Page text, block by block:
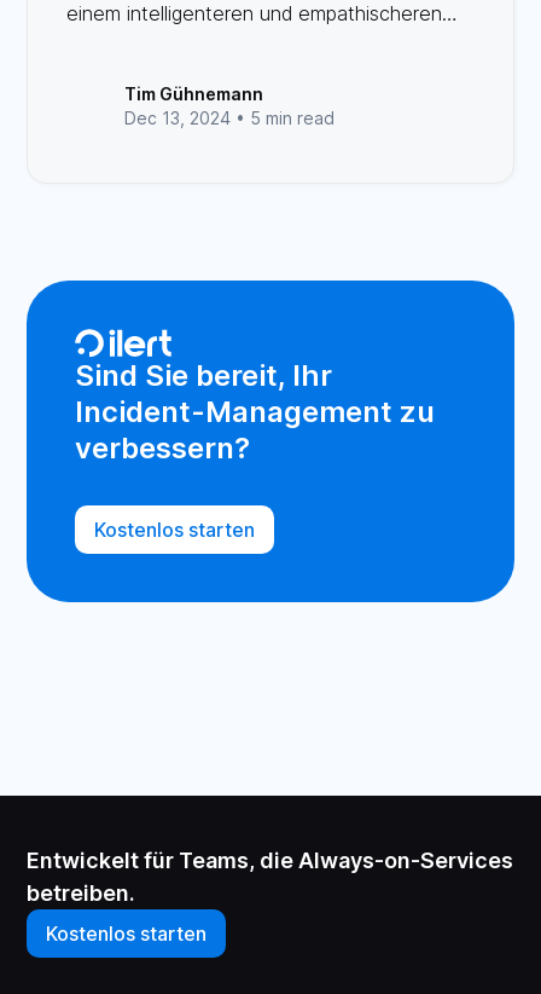
einem intelligenteren und empathischeren
Tim Gühnemann
Dec 13, 2024 • 5 min read
Sind Sie bereit, Ihr
Incident-Management zu
verbessern?
Kostenlos starten
Entwickelt für Teams, die Always-on-Services
betreiben.
Kostenlos starten